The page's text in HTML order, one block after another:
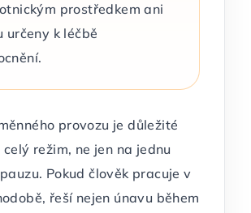
prostředkem ani
určeny k léčbě
provozu je důležité
režim, ne jen na jednu
Pokud člověk pracuje v
řeší nejen únavu během